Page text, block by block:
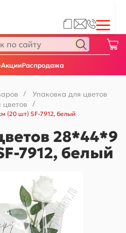
АкцииРаспродажа
/ Упаковка для цветов
/
(20 шт) SF-7912, белый
28*44*9
7912, белый